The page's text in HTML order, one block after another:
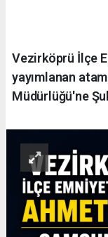
Vezirköprü İlçe
yayımlanan
Müdürlüğü'ne